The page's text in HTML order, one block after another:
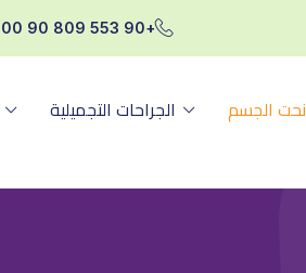
+90 553 809 90 00
نحت الجسم الجراحات التجميلية